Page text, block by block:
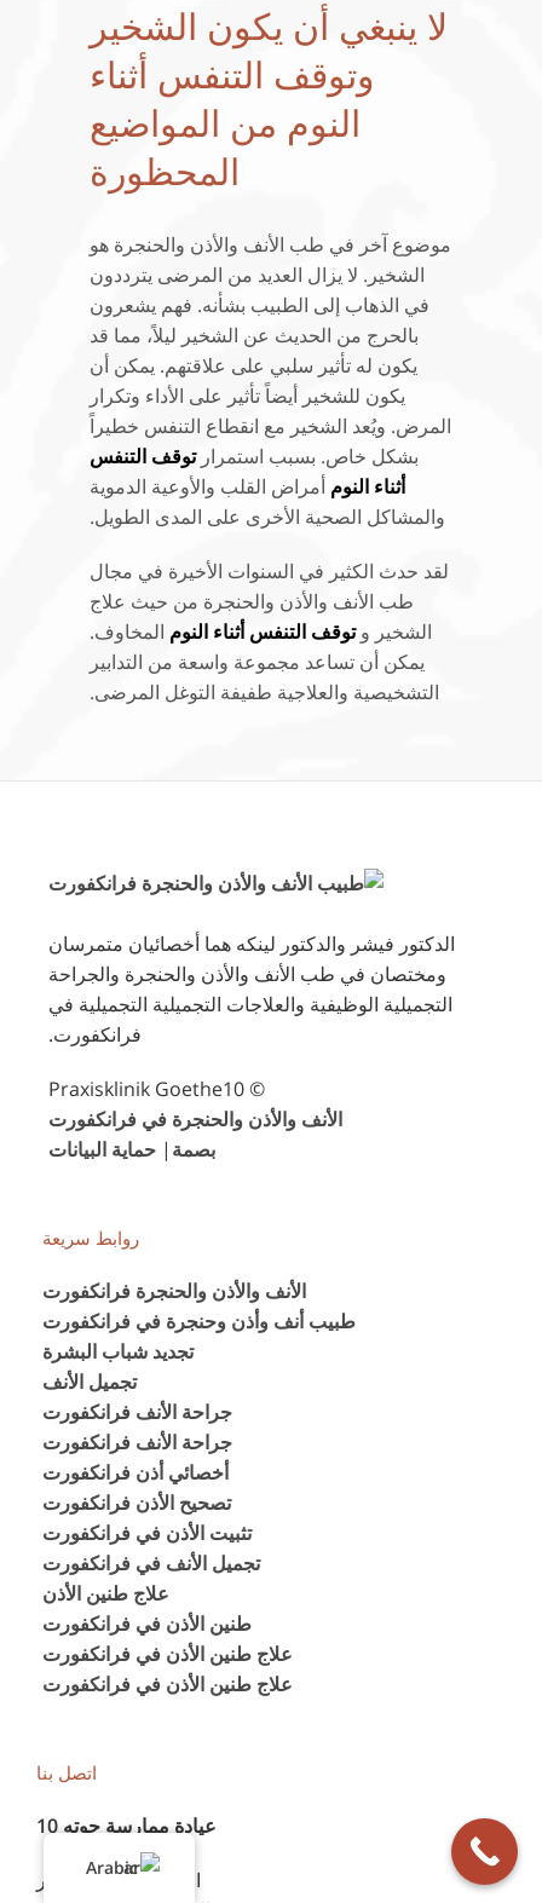
لا ينبغي أن يكون الشخير
وتوقف التنفس أثناء
النوم من المواضيع
المحظورة
موضوع آخر في طب الأنف والأذن والحنجرة هو
الشخير. لا يزال العديد من المرضى يترددون
في الذهاب إلى الطبيب بشأنه. فهم يشعرون
بالحرج من الحديث عن الشخير ليلاً، مما قد
يكون له تأثير سلبي على علاقتهم. يمكن أن
يكون للشخير أيضاً تأثير على الأداء وتكرار
المرض. ويُعد الشخير مع انقطاع التنفس خطيراً
بشكل خاص. بسبب استمرارتوقف التنفس
أثناء النوم أمراض القلب والأوعية الدموية
والمشاكل الصحية الأخرى على المدى الطويل.
لقد حدث الكثير في السنوات الأخيرة في مجال
طب الأنف والأذن والحنجرة من حيث علاج
الشخير وتوقف التنفس أثناء النوم المخاوف.
يمكن أن تساعد مجموعة واسعة من التدابير
التشخيصية والعلاجية طفيفة التوغل المرضى.
الدكتور فيشر والدكتور لينكه هما أخصائيان متمرسان
ومختصان في طب الأنف والأذن والحنجرة والجراحة
التجميلية الوظيفية والعلاجات التجميلية التجميلية في
فرانكفورت.
© Praxisklinik Goethe10
الأنف والأذن والحنجرة في فرانكفورت
بصمة | حماية البيانات
روابط سريعة
الأنف والأذن والحنجرة فرانكفورت
طبيب أنف وأذن وحنجرة في فرانكفورت
تجديد شباب البشرة
تجميل الأنف
جراحة الأنف فرانكفورت
جراحة الأنف فرانكفورت
أخصائي أذن فرانكفورت
تصحيح الأذن فرانكفورت
تثبيت الأذن في فرانكفورت
تجميل الأنف في فرانكفورت
علاج طنين الأذن
طنين الأذن في فرانكفورت
علاج طنين الأذن في فرانكفورت
علاج طنين الأذن في فرانكفورت
اتصل بنا
عيادة ممارسة جوته 10
الدكتور توماس فيشر
Arabic